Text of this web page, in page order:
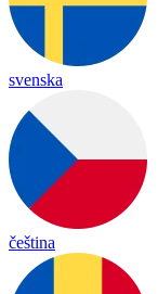
svenska
čeština